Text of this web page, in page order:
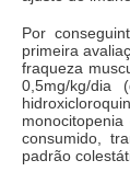
Por
primeira
fraqueza
0,5mg/kg/dia
consumido,
padrão